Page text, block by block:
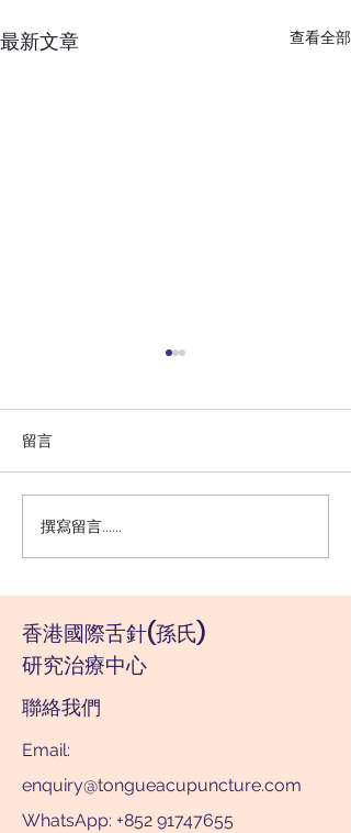
最新文章 查看全部
自閉症升三倍‧舌針急救
(壹週刊, 2003)
留言
撰寫留言......
香港國際舌針(孫氏)
研究治療中心
聯絡我們
Email:
enquiry@tongueacupuncture.com
WhatsApp: +852 91747655